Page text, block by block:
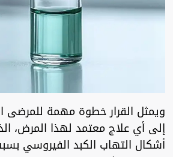
ويمثل القرار خطوة مهمة للمرضى
إلى أي علاج معتمد لهذا المرض،
أشكال التهاب الكبد الفيروسي